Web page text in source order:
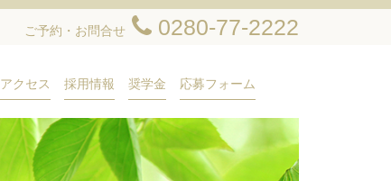
ご予約・お問合せ 0280-77-2222
アクセス 採用情報 奨学金 応募フォーム